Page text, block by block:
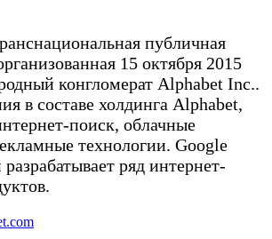
публичная
15 октября 2015
конгломерат Alphabet Inc..
в составе холдинга Alphabet,
поиск, облачные
технологии. Google
ряд интернет-